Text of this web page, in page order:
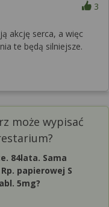
3
akcję serca, a więc
te będą silniejsze.
może wypisać
84lata. Sama
papierowej S
5mg?